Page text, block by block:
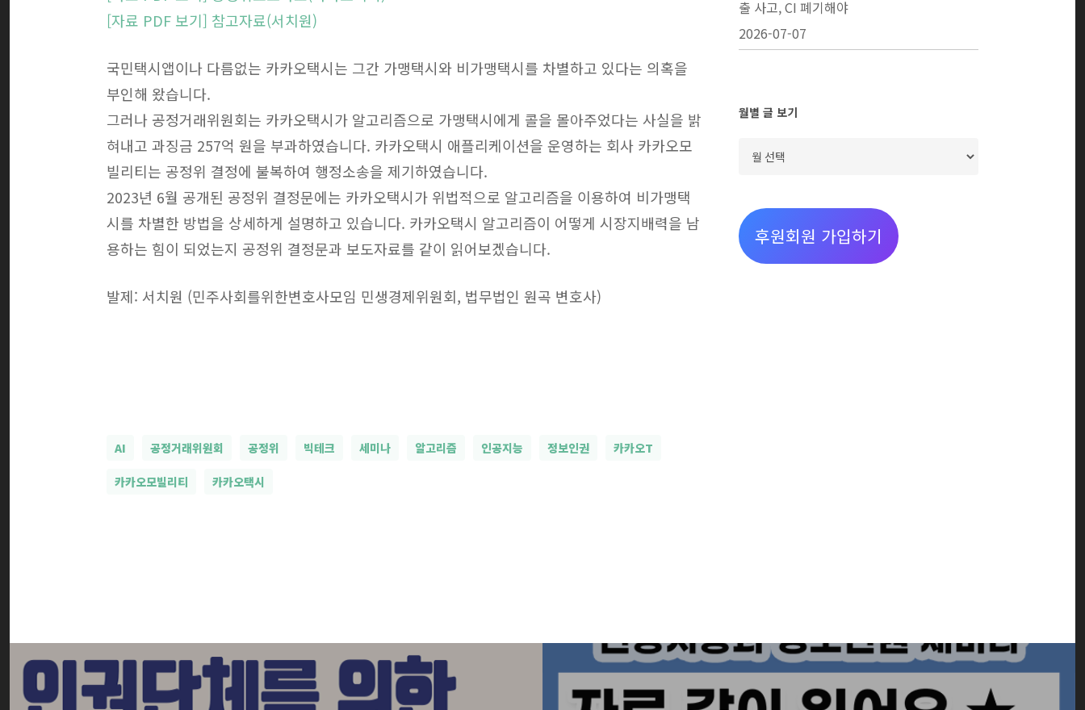
[자료 PDF 보기] 참고자료(서치원)
국민택시앱이나 다름없는 카카오택시는 그간 가맹택시와 비가맹택시를 차별하고 있다는 의혹을
부인해 왔습니다.
그러나 공정거래위원회는 카카오택시가 알고리즘으로 가맹택시에게 콜을 몰아주었다는 사실을 밝
혀내고 과징금 257억 원을 부과하였습니다. 카카오택시 애플리케이션을 운영하는 회사 카카오모
빌리티는 공정위 결정에 불복하여 행정소송을 제기하였습니다.
2023년 6월 공개된 공정위 결정문에는 카카오택시가 위법적으로 알고리즘을 이용하여 비가맹택
시를 차별한 방법을 상세하게 설명하고 있습니다. 카카오택시 알고리즘이 어떻게 시장지배력을 남
용하는 힘이 되었는지 공정위 결정문과 보도자료를 같이 읽어보겠습니다.
발제: 서치원 (민주사회를위한변호사모임 민생경제위원회, 법무법인 원곡 변호사)
AI 공정거래위원회 공정위 빅테크 세미나 알고리즘 인공지능 정보인권 카카오T
카카오모빌리티 카카오택시
출 사고, CI 폐기해야
2026-07-07
월별 글 보기
보
기
후원회원 가입하기